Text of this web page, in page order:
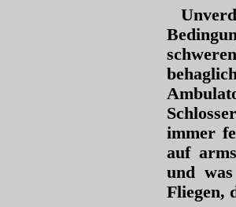
immer
auf
und
Fliegen,